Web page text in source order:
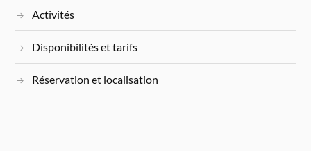
Activités
Disponibilités et tarifs
Réservation et localisation